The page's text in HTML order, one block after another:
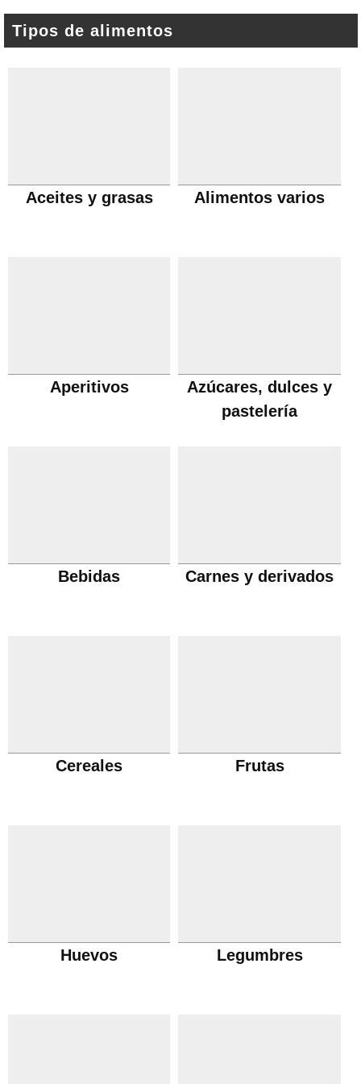
Tipos de alimentos
Aceites y grasas Alimentos varios
Aperitivos
Azúcares, dulces y
pastelería
Bebidas Carnes y derivados
Cereales Frutas
Huevos Legumbres